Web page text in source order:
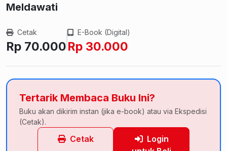
Meldawati
Cetak
Rp 70.000
E-Book (Digital)
Rp 30.000
Tertarik Membaca Buku Ini?
Buku akan dikirim instan (jika e-book) atau via Ekspedisi
(Cetak).
Cetak
Login